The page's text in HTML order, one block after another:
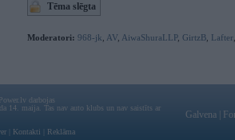
Tēma slēgta
Moderatori: 968-jk AV AiwaShuraLLP, GirtzB Lafter
darbojas
14. maija. Tas nav auto klubs un nav saistīts ar
Kontakti Reklāma
Galvena